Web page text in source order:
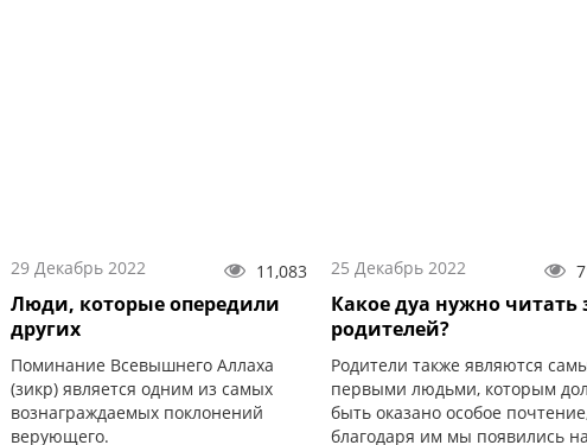
29 Декабрь 2022 11,083
Люди, которые опередили
других
Поминание Всевышнего Аллаха
(зикр) является одним из самых
вознаграждаемых поклонений
верующего.
25 Декабрь 2022
Какое дуа нужно читать
родителей?
Родители также являются
первыми людьми, которым
быть оказано особое
благодаря им мы появились на